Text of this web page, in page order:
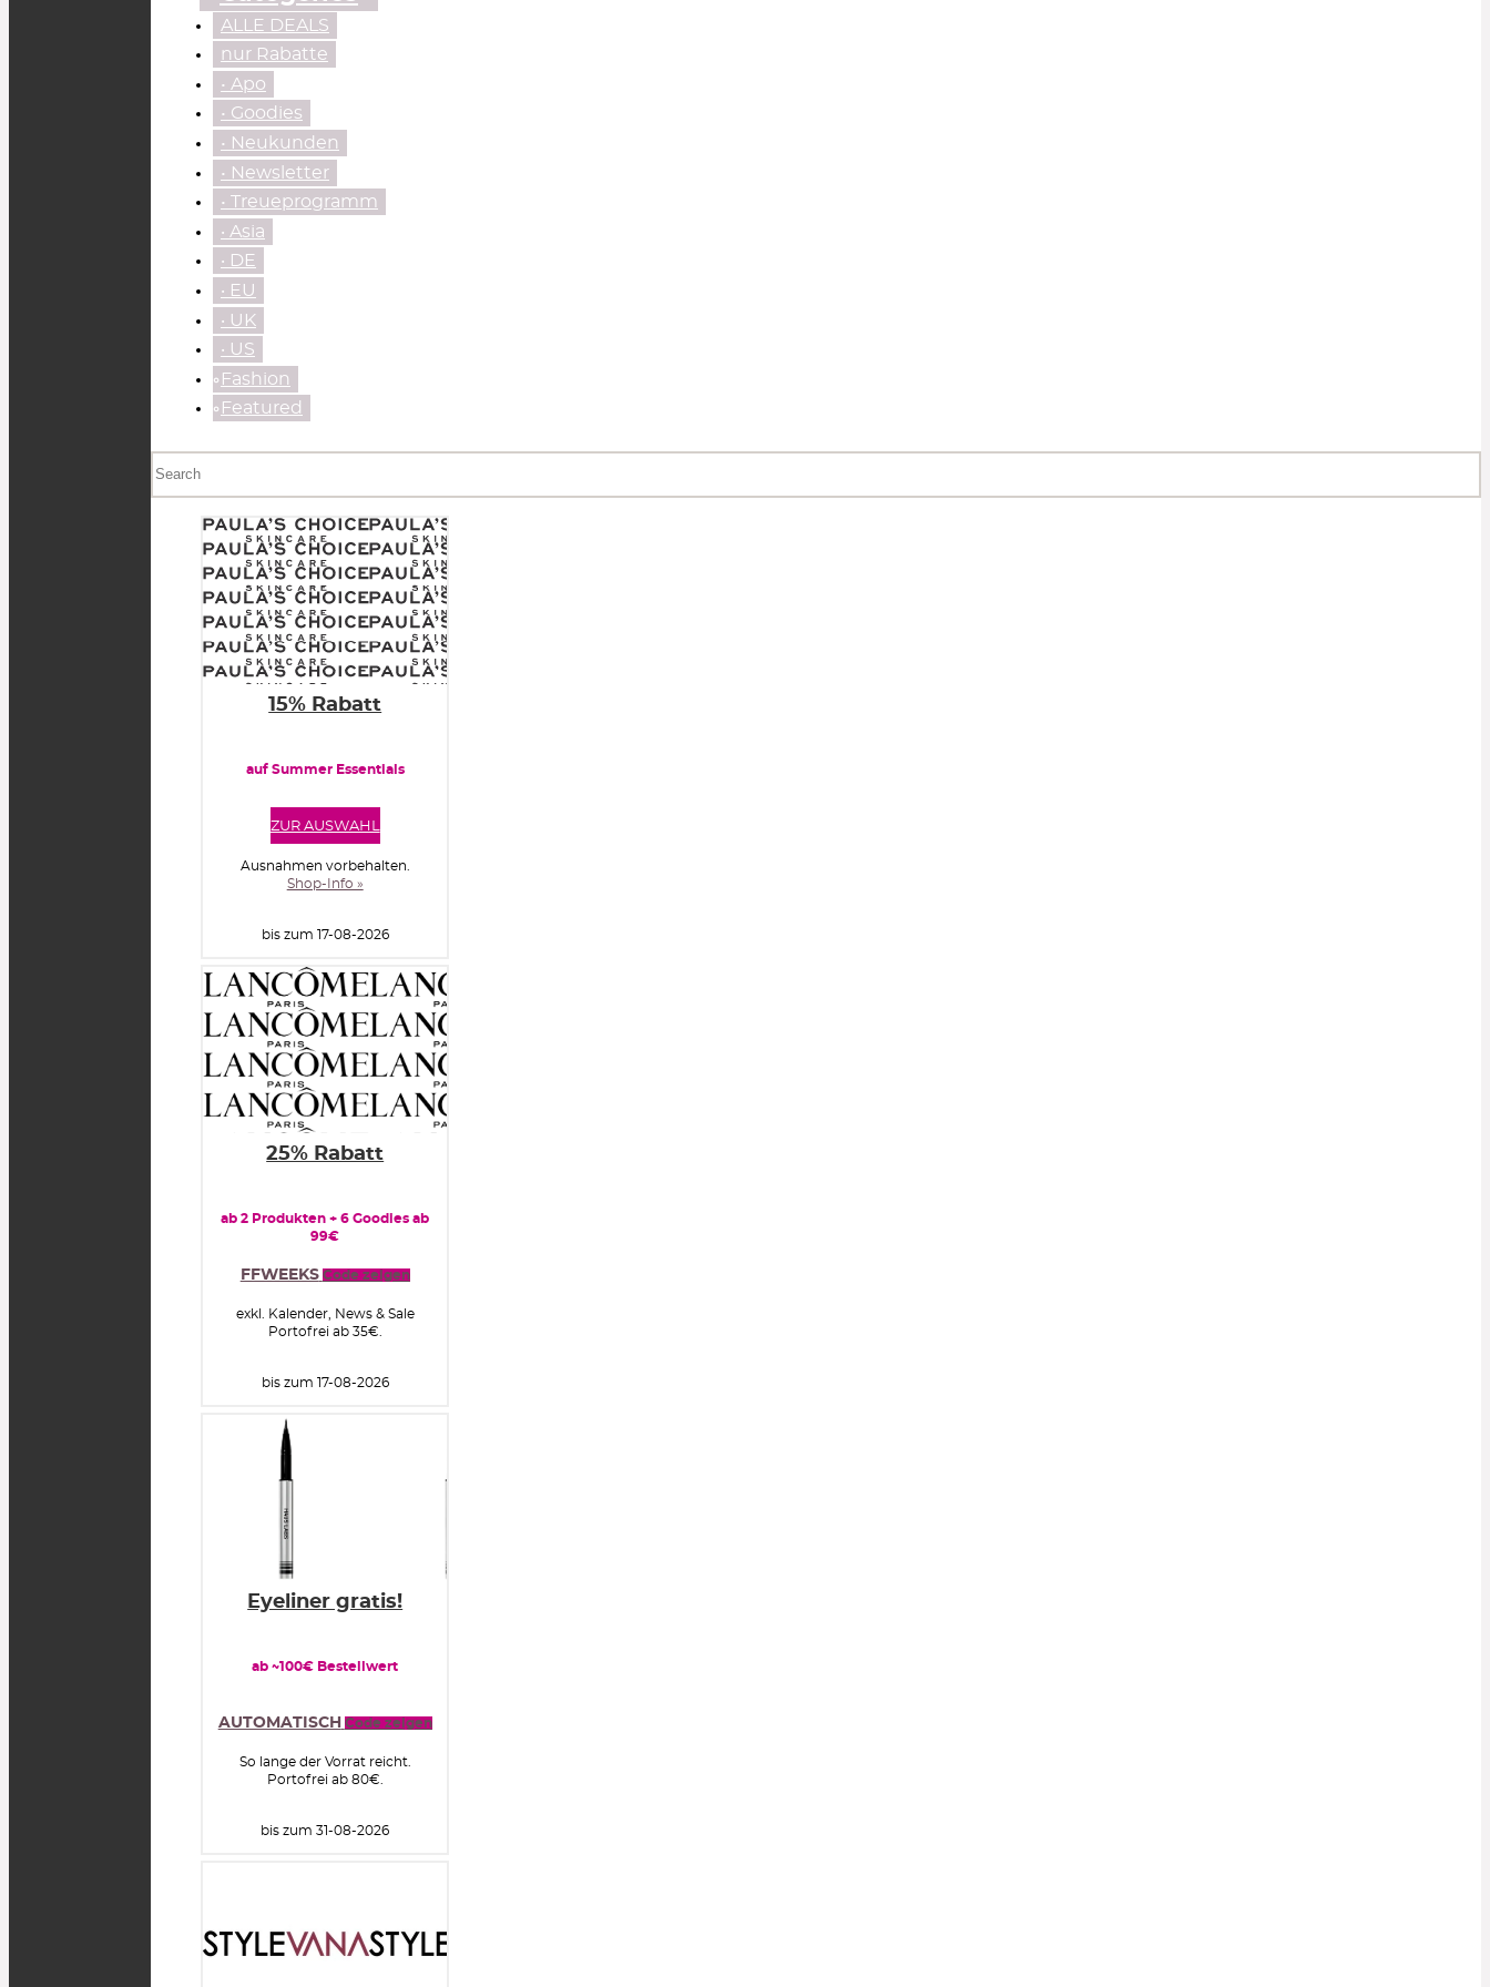
ALLE DEALS
nur Rabatte
• Apo
• Goodies
• Neukunden
• Newsletter
• Treueprogramm
‧ Asia
‧ DE
‧ EU
‧ UK
‧ US
⃘Fashion
⃘Featured
15% Rabatt
auf Summer Essentials
ZUR AUSWAHL
Ausnahmen vorbehalten.
Shop-Info »
bis zum 17-08-2026
25% Rabatt
ab 2 Produkten + 6 Goodies ab
99€
FFWEEKS Code zeigen
exkl. Kalender, News & Sale
Portofrei ab 35€.
bis zum 17-08-2026
Eyeliner gratis!
ab ~100€ Bestellwert
AUTOMATISCH Code zeigen
So lange der Vorrat reicht.
Portofrei ab 80€.
bis zum 31-08-2026